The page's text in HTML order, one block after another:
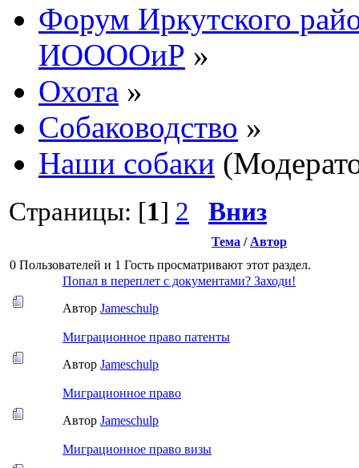
Форум Иркутского
ИООООиР »
Охота »
Собаководство »
Наши собаки
Страницы: [1] 2 Вниз
Тема / Автор
0 Пользователей и 1 Гость просматривают этот раздел.
Попал в переплет с документами? Заходи!
Автор Jameschulp
Миграционное право патенты
Автор Jameschulp
Миграционное право
Автор Jameschulp
Миграционное право визы